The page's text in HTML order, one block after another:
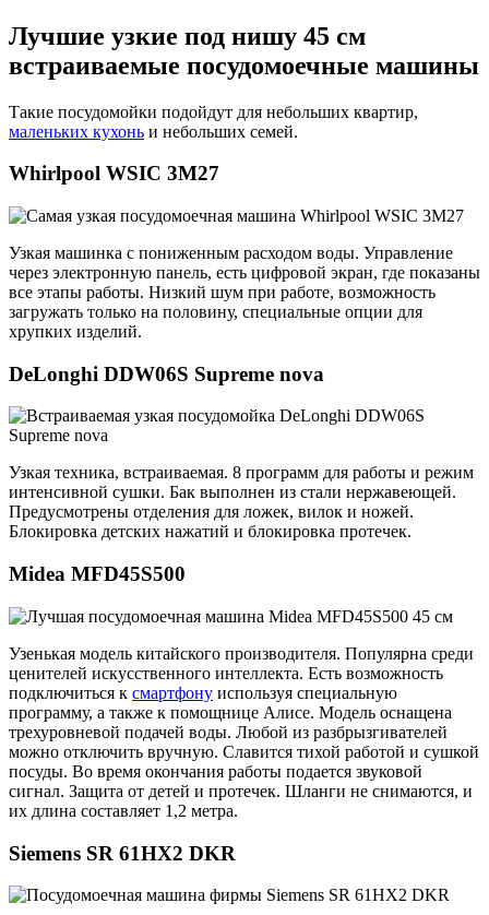
Лучшие узкие под нишу 45 см
встраиваемые посудомоечные машины
Такие посудомойки подойдут для небольших квартир,
маленьких кухонь и небольших семей.
Whirlpool WSIC 3M27
Узкая машинка с пониженным расходом воды. Управление
через электронную панель, есть цифровой экран, где показаны
все этапы работы. Низкий шум при работе, возможность
загружать только на половину, специальные опции для
хрупких изделий.
DeLonghi DDW06S Supreme nova
Узкая техника, встраиваемая. 8 программ для работы и режим
интенсивной сушки. Бак выполнен из стали нержавеющей.
Предусмотрены отделения для ложек, вилок и ножей.
Блокировка детских нажатий и блокировка протечек.
Midea MFD45S500
Узенькая модель китайского производителя. Популярна среди
ценителей искусственного интеллекта. Есть возможность
подключиться к смартфону используя специальную
программу, а также к помощнице Алисе. Модель оснащена
трехуровневой подачей воды. Любой из разбрызгивателей
можно отключить вручную. Славится тихой работой и сушкой
посуды. Во время окончания работы подается звуковой
сигнал. Защита от детей и протечек. Шланги не снимаются, и
их длина составляет 1,2 метра.
Siemens SR 61HX2 DKR